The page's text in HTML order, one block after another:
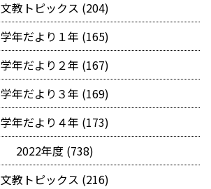
文教トピックス (204)
学年だより１年 (165)
学年だより２年 (167)
学年だより３年 (169)
学年だより４年 (173)
2022年度 (738)
文教トピックス (216)